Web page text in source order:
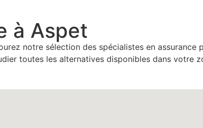
à Aspet
notre sélection des spécialistes en
toutes les alternatives disponibles dans votre